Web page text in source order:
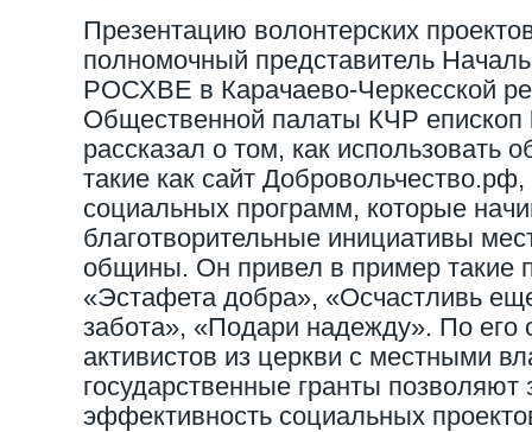
Презентацию волонтерских
полномочный представитель
РОСХВЕ в Карачаево-Черкесской
Общественной палаты КЧР епископ
рассказал о том, как использовать
такие как сайт
социальных программ, которые
благотворительные инициативы
общины. Он привел в пример такие
«Эстафета добра», «Осчастливь
забота», «Подари надежду». По его
активистов из церкви с местными
государственные гранты позволяют
эффективность социальных